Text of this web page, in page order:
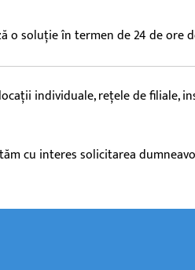
o soluție în termen de 24 de ore
individuale, rețele de
cu interes solicitarea